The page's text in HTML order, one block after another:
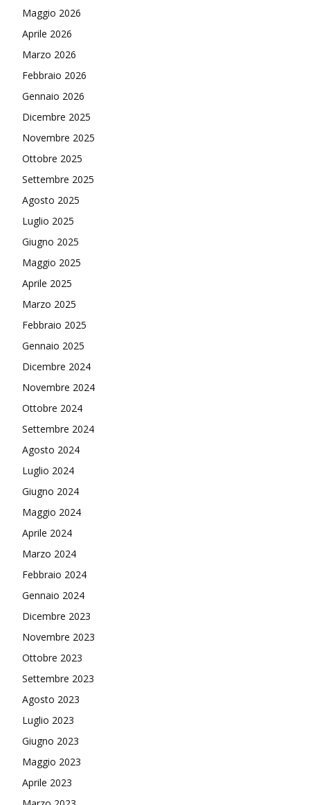
Maggio 2026
Aprile 2026
Marzo 2026
Febbraio 2026
Gennaio 2026
Dicembre 2025
Novembre 2025
Ottobre 2025
Settembre 2025
Agosto 2025
Luglio 2025
Giugno 2025
Maggio 2025
Aprile 2025
Marzo 2025
Febbraio 2025
Gennaio 2025
Dicembre 2024
Novembre 2024
Ottobre 2024
Settembre 2024
Agosto 2024
Luglio 2024
Giugno 2024
Maggio 2024
Aprile 2024
Marzo 2024
Febbraio 2024
Gennaio 2024
Dicembre 2023
Novembre 2023
Ottobre 2023
Settembre 2023
Agosto 2023
Luglio 2023
Giugno 2023
Maggio 2023
Aprile 2023